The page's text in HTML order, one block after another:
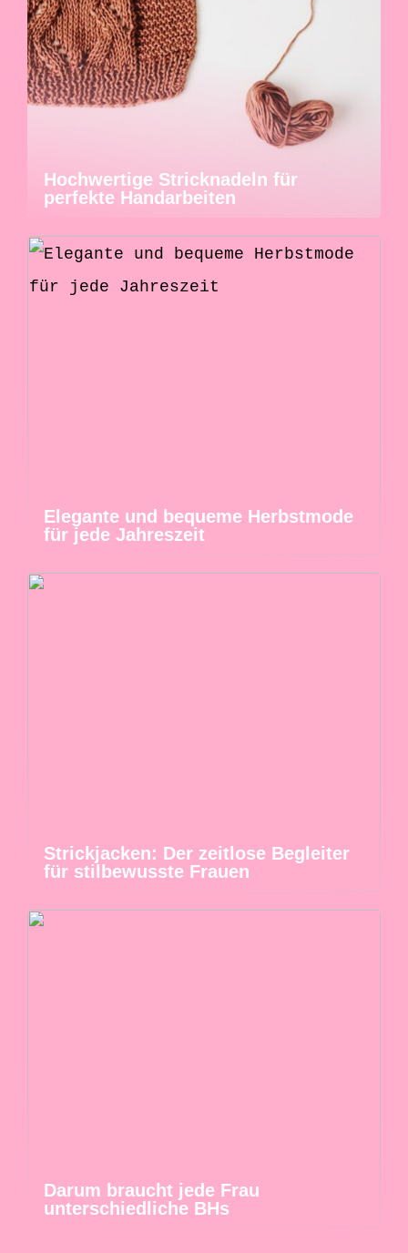
Hochwertige Stricknadeln für
perfekte Handarbeiten
Elegante und bequeme Herbstmode
für jede Jahreszeit
Strickjacken: Der zeitlose Begleiter
für stilbewusste Frauen
Darum braucht jede Frau
unterschiedliche BHs